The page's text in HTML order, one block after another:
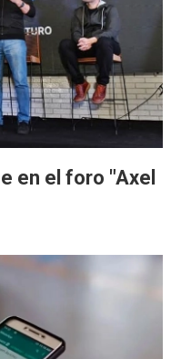
en el foro "Axel